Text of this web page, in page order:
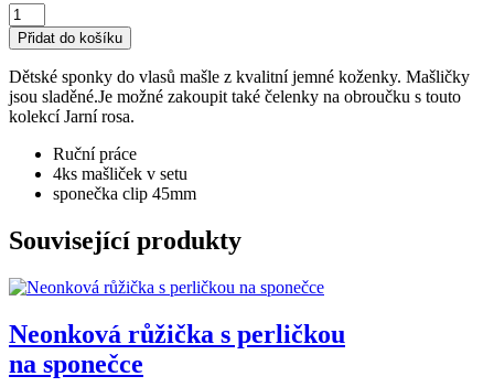
Dětské
sponky
mašle
v
setu-
Jarní
množství
Přidat do košíku
Dětské sponky do vlasů mašle z kvalitní jemné koženky. Mašličky
jsou sladěné.Je možné zakoupit také čelenky na obroučku s touto
kolekcí Jarní rosa.
Ruční práce
4ks mašliček v setu
sponečka clip 45mm
Související produkty
Neonková růžička s perličkou
na sponečce